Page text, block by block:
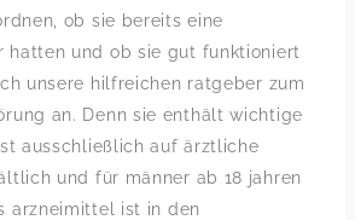
ob sie bereits eine
hatten und ob sie gut funktioniert
unsere hilfreichen ratgeber zum
an. Denn sie enthält wichtige
ausschließlich auf ärztliche
und für männer ab 18 jahren
arzneimittel ist in den